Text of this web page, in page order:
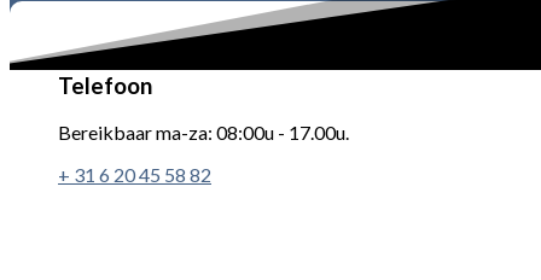
Telefoon
Bereikbaar ma-za: 08:00u - 17.00u.
+ 31 6 20 45 58 82